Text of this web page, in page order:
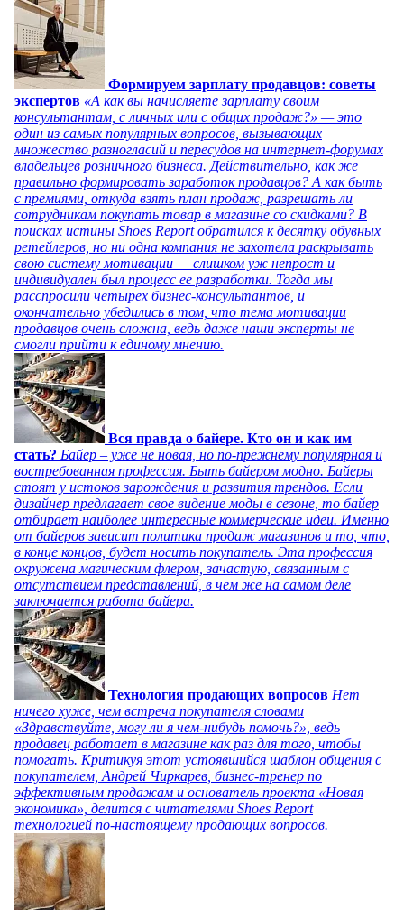
Формируем зарплату продавцов: советы
экспертов «А как вы начисляете зарплату своим
консультантам, с личных или с общих продаж?» — это
один из самых популярных вопросов, вызывающих
множество разногласий и пересудов на интернет-форумах
владельцев розничного бизнеса. Действительно, как же
правильно формировать заработок продавцов? А как быть
с премиями, откуда взять план продаж, разрешать ли
сотрудникам покупать товар в магазине со скидками? В
поисках истины Shoes Report обратился к десятку обувных
ретейлеров, но ни одна компания не захотела раскрывать
свою систему мотивации — слишком уж непрост и
индивидуален был процесс ее разработки. Тогда мы
расспросили четырех бизнес-консультантов, и
окончательно убедились в том, что тема мотивации
продавцов очень сложна, ведь даже наши эксперты не
смогли прийти к единому мнению.
Вся правда о байере. Кто он и как им
стать? Байер – уже не новая, но по-прежнему популярная и
востребованная профессия. Быть байером модно. Байеры
стоят у истоков зарождения и развития трендов. Если
дизайнер предлагает свое видение моды в сезоне, то байер
отбирает наиболее интересные коммерческие идеи. Именно
от байеров зависит политика продаж магазинов и то, что,
в конце концов, будет носить покупатель. Эта профессия
окружена магическим флером, зачастую, связанным с
отсутствием представлений, в чем же на самом деле
заключается работа байера.
Технология продающих вопросов Нет
ничего хуже, чем встреча покупателя словами
«Здравствуйте, могу ли я чем-нибудь помочь?», ведь
продавец работает в магазине как раз для того, чтобы
помогать. Критикуя этот устоявшийся шаблон общения с
покупателем, Андрей Чиркарев, бизнес-тренер по
эффективным продажам и основатель проекта «Новая
экономика», делится с читателями Shoes Report
технологией по-настоящему продающих вопросов.